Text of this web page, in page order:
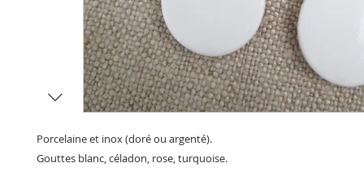
Porcelaine et inox (doré ou argenté).
Gouttes blanc, céladon, rose, turquoise.